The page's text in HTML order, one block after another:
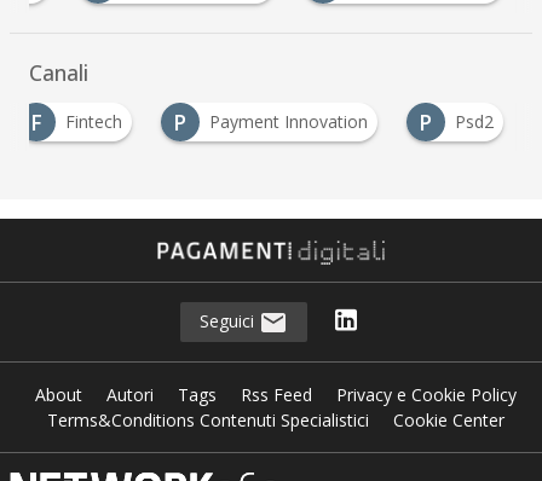
Canali
F
Fintech P Payment Innovation P Psd2
Seguici
About Autori Tags Rss Feed
Privacy e Cookie Policy
Terms&Conditions Contenuti Specialistici
Cookie Center